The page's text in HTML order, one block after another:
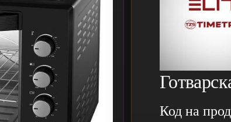
Код на